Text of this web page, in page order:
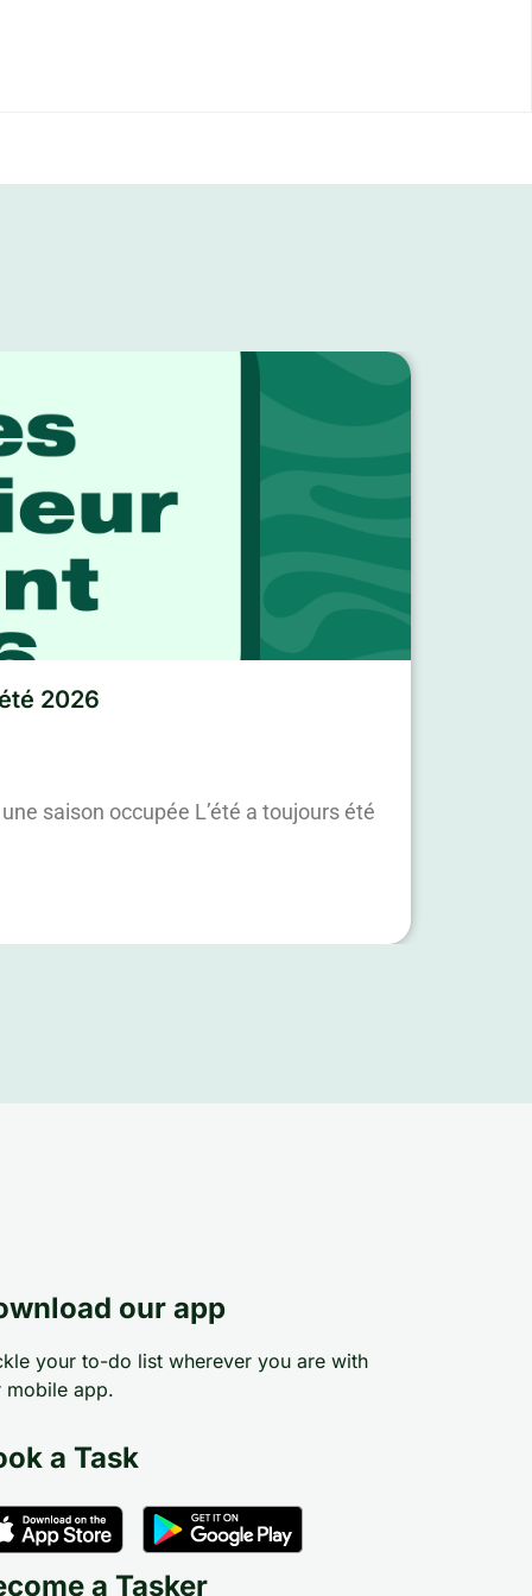
2026
saison occupée L’été a toujours été
our app
your to-do list wherever you are with
mobile app.
a Task
a Tasker